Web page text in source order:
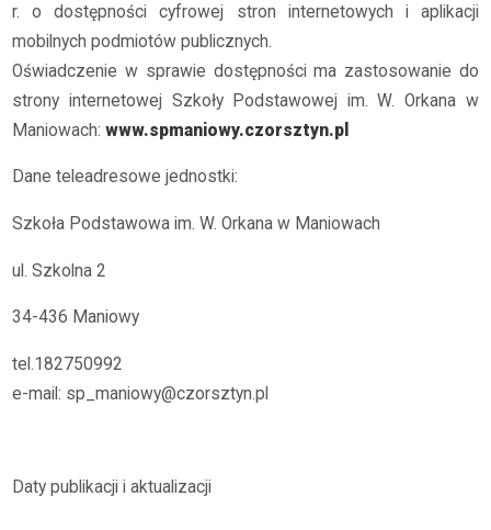
r. o dostępności cyfrowej stron internetowych i aplikacji
mobilnych podmiotów publicznych.
Oświadczenie w sprawie dostępności ma zastosowanie do
strony internetowej Szkoły Podstawowej im. W. Orkana w
Maniowach: www.spmaniowy.czorsztyn.pl
Dane teleadresowe jednostki:
Szkoła Podstawowa im. W. Orkana w Maniowach
ul. Szkolna 2
34-436 Maniowy
tel.182750992
e-mail: sp_maniowy@czorsztyn.pl
Daty publikacji i aktualizacji